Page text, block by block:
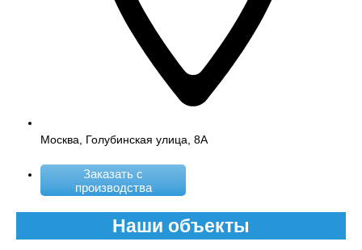
Москва, Голубинская улица, 8А
Заказать с
производства
Наши объекты